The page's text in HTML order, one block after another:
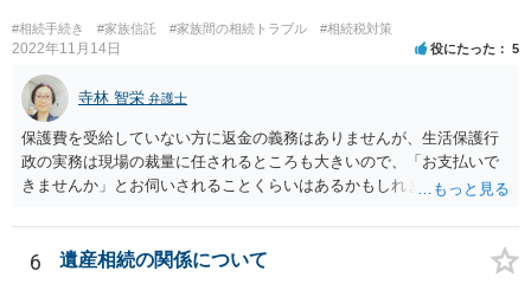
#相続手続き #家族信託 #家族間の相続トラブル #相続税対策
2022年11月14日 役にたった 5
寺林 智栄 弁護士
保護費を受給していない方に返金の義務はありませんが、生活保護行
政の実務は現場の裁量に任されるところも大きいので、「お支払いで
きませんか」とお伺いされることくらいはあるかもしれません。 通報
考えてご判断いただくのが良いと思います。
6 遺産相続の関係について